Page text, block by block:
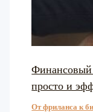
Финансовый
просто и
От фриланса к